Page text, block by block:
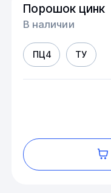
Порошок цинк
В наличии
ПЦ4 ТУ